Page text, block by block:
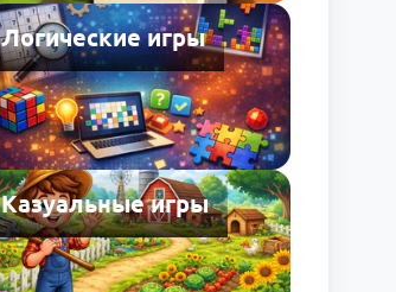
Логические игры
Казуальные игры